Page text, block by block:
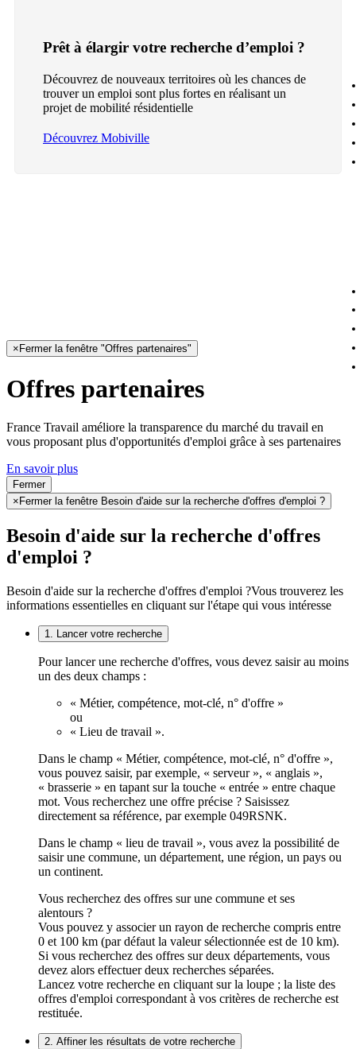
Prêt à élargir votre recherche d’emploi ?
Découvrez de nouveaux territoires où les chances de
trouver un emploi sont plus fortes en réalisant un
projet de mobilité résidentielle
Découvrez Mobiville
× Fermer la fenêtre "Offres partenaires"
Offres partenaires
France Travail améliore la transparence du marché du travail en
vous proposant plus d'opportunités d'emploi grâce à ses partenaires
En savoir plus
Fermer
× Fermer la fenêtre Besoin d'aide sur la recherche d'offres d'emploi ?
Besoin d'aide sur la recherche d'offres
d'emploi ?
Besoin d'aide sur la recherche d'offres d'emploi ?Vous trouverez les
informations essentielles en cliquant sur l'étape qui vous intéresse
1. Lancer votre recherche
Pour lancer une recherche d'offres, vous devez saisir au moins
un des deux champs :
« Métier, compétence, mot-clé, n° d'offre »
ou
« Lieu de travail ».
Dans le champ « Métier, compétence, mot-clé, n° d'offre »,
vous pouvez saisir, par exemple, « serveur », « anglais »,
« brasserie » en tapant sur la touche « entrée » entre chaque
mot. Vous recherchez une offre précise ? Saisissez
directement sa référence, par exemple 049RSNK.
Dans le champ « lieu de travail », vous avez la possibilité de
saisir une commune, un département, une région, un pays ou
un continent.
Vous recherchez des offres sur une commune et ses
alentours ?
Vous pouvez y associer un rayon de recherche compris entre
0 et 100 km (par défaut la valeur sélectionnée est de 10 km).
Si vous recherchez des offres sur deux départements, vous
devez alors effectuer deux recherches séparées.
Lancez votre recherche en cliquant sur la loupe ; la liste des
offres d'emploi correspondant à vos critères de recherche est
restituée.
2. Affiner les résultats de votre recherche